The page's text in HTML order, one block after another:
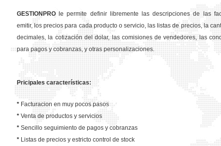
GESTION PRO le permite definir libremente las descripciones de las
emitir, los precios para cada producto o servicio, las listas de precios, la
decimales, la cotización del dolar, las comisiones de vendedores, las
para pagos y cobranzas, y otras personalizaciones.
Pricipales características:
* Facturacion en muy pocos pasos
* Venta de productos y servicios
* Sencillo seguimiento de pagos y cobranzas
* Listas de precios y estricto control de stock